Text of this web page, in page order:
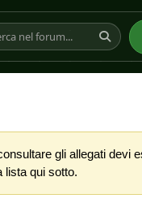
gli allegati devi
lista qui sotto.